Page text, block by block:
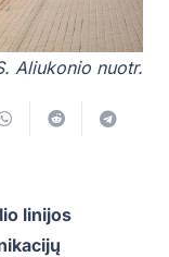
Aliukonio nuotr.
linijos